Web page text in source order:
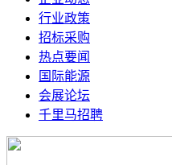
行业政策
招标采购
热点要闻
国际能源
会展论坛
千里马招聘